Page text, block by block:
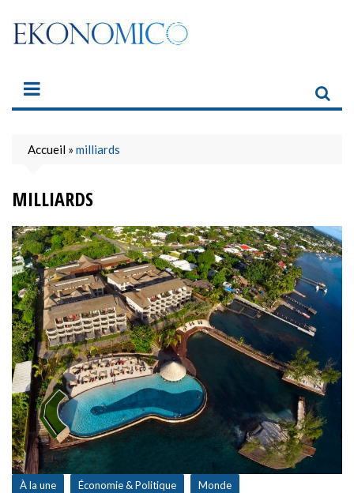
content
Accueil » milliards
MILLIARDS
À la une Économie & Politique Monde